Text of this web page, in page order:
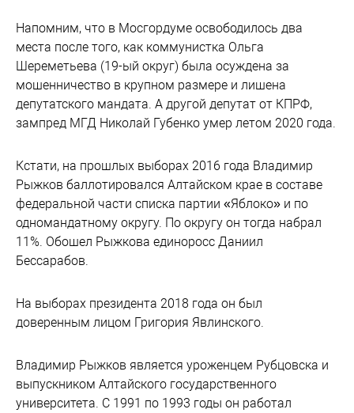
Напомним, что в Мосгордуме освободилось два
места после того, как коммунистка Ольга
Шереметьева (19-ый округ) была осуждена за
мошенничество в крупном размере и лишена
депутатского мандата. А другой депутат от КПРФ,
зампред МГД Николай Губенко умер летом 2020 года.
Кстати, на прошлых выборах 2016 года Владимир
Рыжков баллотировался Алтайском крае в составе
федеральной части списка партии «Яблоко» и по
одномандатному округу. По округу он тогда набрал
11%. Обошел Рыжкова единоросс Даниил
Бессарабов.
На выборах президента 2018 года он был
доверенным лицом Григория Явлинского.
Владимир Рыжков является уроженцем Рубцовска и
выпускником Алтайского государственного
университета. С 1991 по 1993 годы он работал